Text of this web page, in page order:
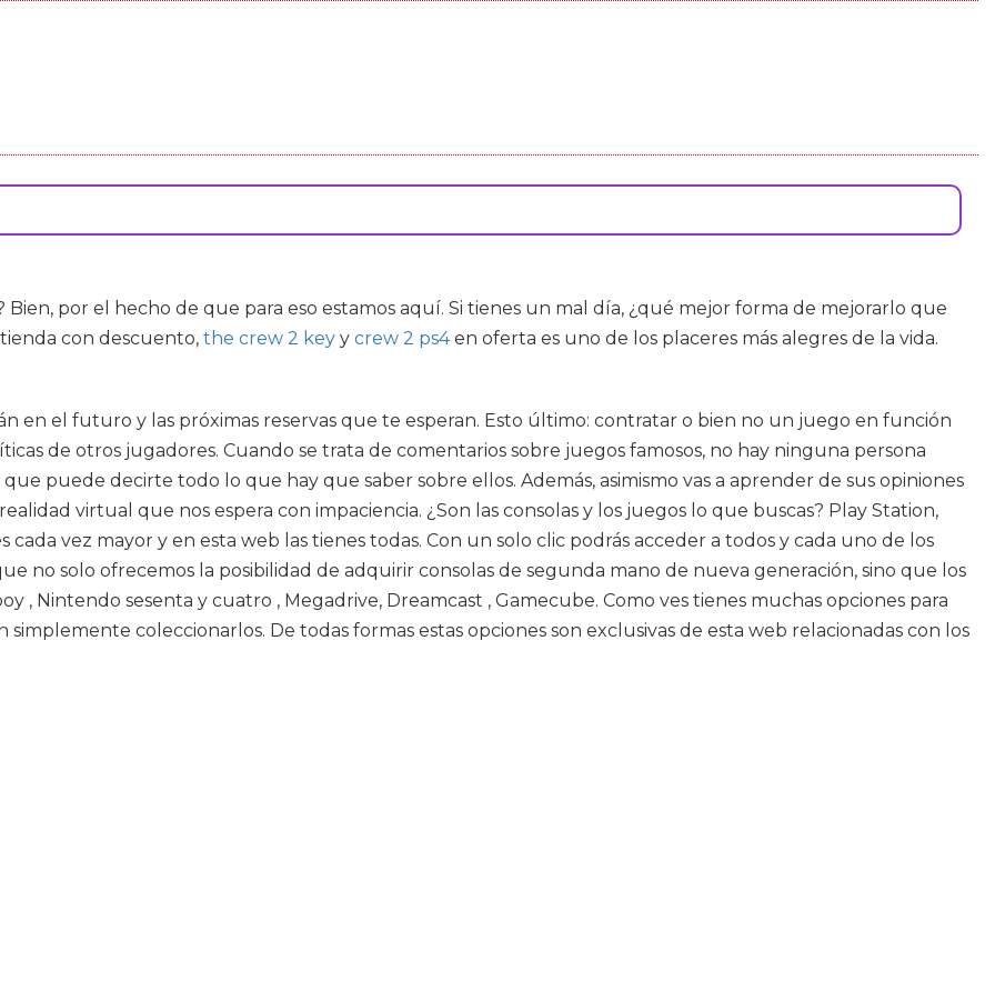
Bien, por el hecho de que para eso estamos aquí. Si tienes un mal día, ¿qué mejor forma de mejorarlo que
con descuento, the crew 2 key y crew 2 ps4en oferta es uno de los placeres más alegres de la vida.
en el futuro y las próximas reservas que te esperan. Esto último: contratar o bien no un juego en función
de otros jugadores. Cuando se trata de comentarios sobre juegos famosos, no hay ninguna persona
puede decirte todo lo que hay que saber sobre ellos. Además, asimismo vas a aprender de sus opiniones
virtual que nos espera con impaciencia. ¿Son las consolas y los juegos lo que buscas? Play Station,
cada vez mayor y en esta web las tienes todas. Con un solo clic podrás acceder a todos y cada uno de los
no solo ofrecemos la posibilidad de adquirir consolas de segunda mano de nueva generación, sino que los
, Nintendo sesenta y cuatro , Megadrive, Dreamcast , Gamecube. Como ves tienes muchas opciones para
coleccionarlos. De todas formas estas opciones son exclusivas de esta web relacionadas con los